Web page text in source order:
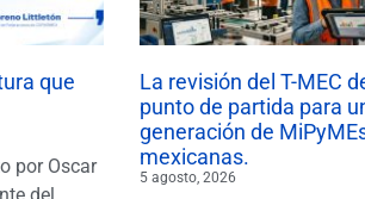
que
por Oscar
La revisión del T-MEC
punto de partida para
generación de
mexicanas.
5 agosto, 2026